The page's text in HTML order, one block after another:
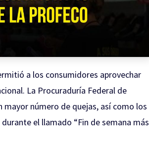
a los consumidores aprovechar
La Procuraduría Federal de
número de quejas, así como los
el llamado “Fin de semana más